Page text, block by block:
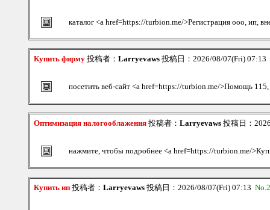
каталог <a href=https://turbion.me/>Регистрация ооо, ип,
Купить фирму 投稿者： Larryevaws 投稿日：2026/08/07(Fri) 07:13
посетить веб-сайт <a href=https://turbion.me/>Помощь 115,
Оптимизация налогооблажения 投稿者： Larryevaws 投稿日：
нажмите, чтобы подробнее <a href=https://turbion.me/
Купить ип 投稿者： Larryevaws 投稿日：2026/08/07(Fri) 07:13